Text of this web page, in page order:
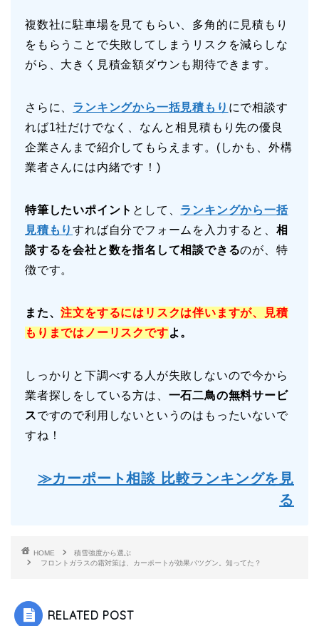
複数社に駐車場を見てもらい、多角的に見積もり
をもらうことで失敗してしまうリスクを減らしな
がら、大きく見積金額ダウンも期待できます。
さらに、 ランキングから一括見積もり にで相談す
れば1社だけでなく、なんと相見積もり先の優良
企業さんまで紹介してもらえます。(しかも、外構
業者さんには内緒です！)
特筆したいポイント として、 ランキングから一括
見積もりすれば自分でフォームを入力すると、 相
談するを会社と数を指名して相談できるのが、特
徴です。
また、注文をするにはリスクは伴いますが、見積
もりまではノーリスクですよ。
しっかりと下調べする人が失敗しないので今から
業者探しをしている方は、 一石二鳥の無料サービ
スですので利用しないというのはもったいないで
すね！
≫カーポート相談 比較ランキングを見
る
HOME
積雪強度から選ぶ
フロントガラスの霜対策は、カーポートが効果バツグン。知ってた？
RELATED POST